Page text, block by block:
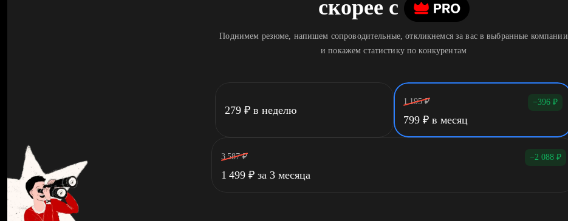
скорее c
Поднимем резюме, напишем сопроводительные, откликнемся за вас в выбранные компании
и покажем статистику по конкурентам
279 ₽ в неделю
1 195 ₽ −396 ₽
799 ₽ в месяц
3 587 ₽ −2 088 ₽
1 499 ₽ за 3 месяца